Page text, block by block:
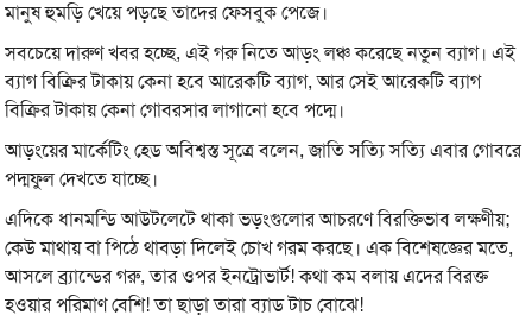
মানুষ হুমড়ি খেয়ে পড়ছে তাদের ফেসবুক পেজে।
সবচেয়ে দারুণ খবর হচ্ছে, এই গরু নিতে আড়ং লঞ্চ করেছে নতুন ব্যাগ। এই
ব্যাগ বিক্রির টাকায় কেনা হবে আরেকটি ব্যাগ, আর সেই আরেকটি ব্যাগ
বিক্রির টাকায় কেনা গোবরসার লাগানো হবে পদ্মে।
আড়ংয়ের মার্কেটিং হেড অবিশ্বস্ত সূত্রে বলেন, জাতি সত্যি সত্যি এবার গোবরে
পদ্মফুল দেখতে যাচ্ছে।
এদিকে ধানমন্ডি আউটলেটে থাকা ভড়ংগুলোর আচরণে বিরক্তিভাব লক্ষণীয়;
কেউ মাথায় বা পিঠে থাবড়া দিলেই চোখ গরম করছে। এক বিশেষজ্ঞের মতে,
আসলে ব্র্যান্ডের গরু, তার ওপর ইনট্রোভার্ট! কথা কম বলায় এদের বিরক্ত
হওয়ার পরিমাণ বেশি! তা ছাড়া তারা ব্যাড টাচ বোঝে!